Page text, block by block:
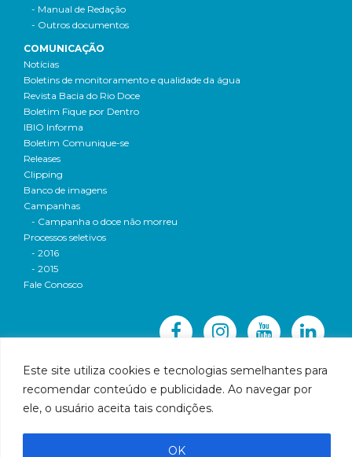
Este site utiliza cookies e tecnologias semelhantes para
recomendar conteúdo e publicidade. Ao navegar por
ele, o usuário aceita tais condições.
OK
- Manual de Redação
- Outros documentos
COMUNICAÇÃO
Notícias
Boletins de monitoramento e qualidade da água
Revista Bacia do Rio Doce
Boletim Fique por Dentro
IBIO Informa
Boletim Comunique-se
Releases
Clipping
Banco de imagens
Campanhas
- Campanha o doce não morreu
Processos seletivos
- 2016
- 2015
Fale Conosco
© 2016 CBH-Doce - Todos os direitos reservados
cbhbaciadoriodoce@gmail.com